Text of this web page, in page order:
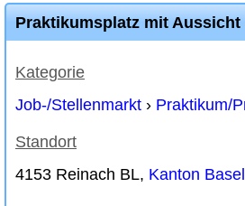
Kategorie
Job-/Stellenmarkt › Praktikum/
Standort
4153 Reinach BL, Kanton